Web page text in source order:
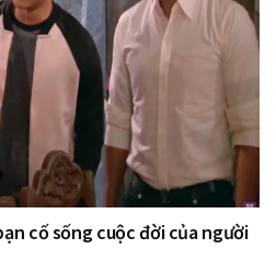
cố sống cuộc đời của người